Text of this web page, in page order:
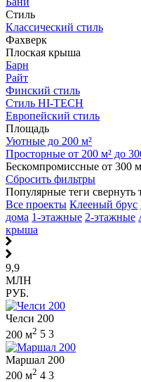
Стиль
Классический стиль
Фахверк
Плоская крыша
Барн
Райт
Финский стиль
Стиль HI-TECH
Европейский стиль
Площадь
Уютные до 200 м²
Просторные от 200 м² до
Бескомпромиссные от 300
Сбросить фильтры
Популярные теги свернуть
Все проекты Клееный брус
дома 1-этажные 2-этажные
крыша
9,9
МЛН
РУБ.
Челси 200
200 м2 5 3
Маршал 200
200 м2 4 3